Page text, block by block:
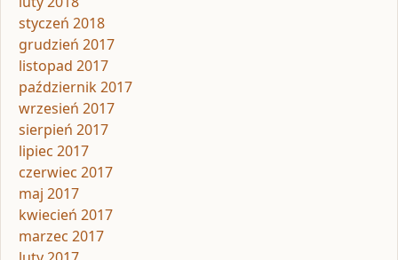
styczeń 2018
grudzień 2017
listopad 2017
październik 2017
wrzesień 2017
sierpień 2017
lipiec 2017
czerwiec 2017
maj 2017
kwiecień 2017
marzec 2017